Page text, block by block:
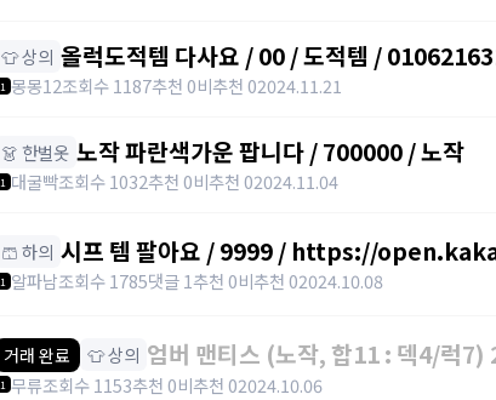
👕 상의 올럭도적템 다사요 / 00 / 도적템 /
1 몽몽12조회수 1187추천 0비추천 02024.11.21
👗 한벌옷 노작 파란색가운 팝니다 / 700000 / 노작
1 대굴빡조회수 1032추천 0비추천 02024.11.04
🩳 하의 시프 템 팔아요 / 9999 / https://
1 알파남조회수 1785댓글 1추천 0비추천 02024.10.08
거래 완료 👕 상의 엄버 맨티스 (노작, 합11 : 덱4/럭
https://open.kakao.com/o/
1 무류조회수 1153추천 0비추천 02024.10.06